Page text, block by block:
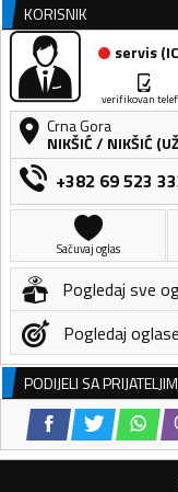
KORISNIK
servis(
verifikovan
Crna Gora
NIKŠIĆ/ NIKŠIĆ
+382 69 523
Sačuvaj oglas
Pogledaj sve
Pogledaj
PODIJELI SA